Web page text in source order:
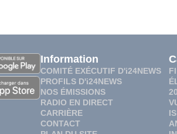
Information
COMITÉ EXÉCUTIF D'i24NEWS
PROFILS D'i24NEWS
NOS ÉMISSIONS
RADIO EN DIRECT
CARRIÈRE
CONTACT